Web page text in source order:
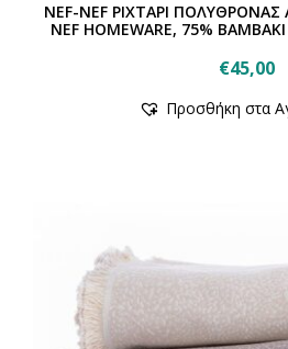
NEF-NEF ΡΙΧΤΑΡΙ ΠΟΛΥΘΡΟΝΑΣ
NEF HOMEWARE, 75%
€45,00
Προσθήκη στα